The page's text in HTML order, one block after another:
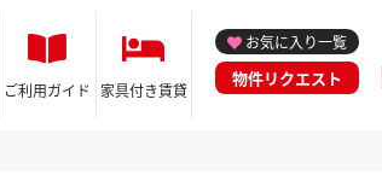
ご利用ガイド 家具付き賃貸
お気に入り一覧
物件リクエスト